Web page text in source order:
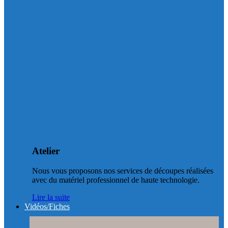
Atelier
Nous vous proposons nos services de découpes réalisées
avec du matériel professionnel de haute technologie.
Lire la suite
Vidéos/Fiches